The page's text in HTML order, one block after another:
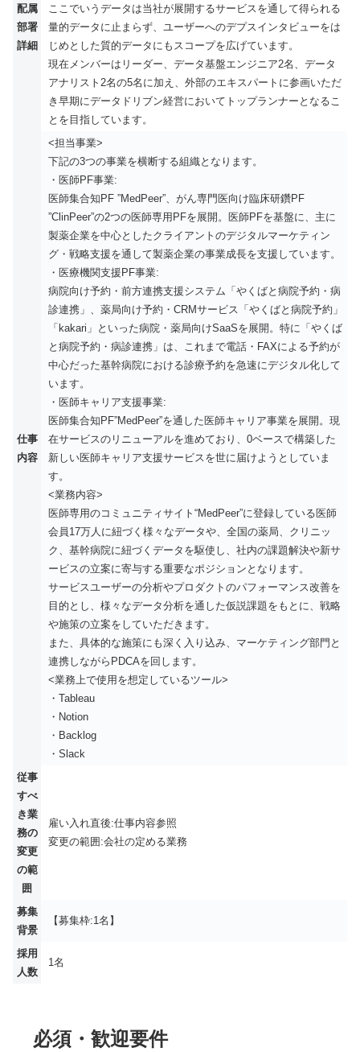
配属
部署
詳細
ここでいうデータは当社が展開するサービスを通して得られる
量的データに止まらず、ユーザーへのデプスインタビューをは
じめとした質的データにもスコープを広げています。
現在メンバーはリーダー、データ基盤エンジニア2名、データ
アナリスト2名の5名に加え、外部のエキスパートに参画いただ
き早期にデータドリブン経営においてトップランナーとなるこ
とを目指しています。
仕事
内容
<担当事業>
下記の3つの事業を横断する組織となります。
・医師PF事業:
医師集合知PF ”MedPeer”、がん専門医向け臨床研鑽PF
”ClinPeer”の2つの医師専用PFを展開。医師PFを基盤に、主に
製薬企業を中心としたクライアントのデジタルマーケティン
グ・戦略支援を通して製薬企業の事業成長を支援しています。
・医療機関支援PF事業:
病院向け予約・前方連携支援システム「やくばと病院予約・病
診連携」、薬局向け予約・CRMサービス「やくばと病院予約」
「kakari」といった病院・薬局向けSaaSを展開。特に「やくば
と病院予約・病診連携」は、これまで電話・FAXによる予約が
中心だった基幹病院における診療予約を急速にデジタル化して
います。
・医師キャリア支援事業:
医師集合知PF”MedPeer”を通した医師キャリア事業を展開。現
在サービスのリニューアルを進めており、0ベースで構築した
新しい医師キャリア支援サービスを世に届けようとしていま
す。
<業務内容>
医師専用のコミュニティサイト“MedPeer”に登録している医師
会員17万人に紐づく様々なデータや、全国の薬局、クリニッ
ク、基幹病院に紐づくデータを駆使し、社内の課題解決や新サ
ービスの立案に寄与する重要なポジションとなります。
サービスユーザーの分析やプロダクトのパフォーマンス改善を
目的とし、様々なデータ分析を通した仮説課題をもとに、戦略
や施策の立案をしていただきます。
また、具体的な施策にも深く入り込み、マーケティング部門と
連携しながらPDCAを回します。
<業務上で使用を想定しているツール>
・Tableau
・Notion
・Backlog
・Slack
従事
すべ
き業
務の
変更
の範
囲
雇い入れ直後:仕事内容参照
変更の範囲:会社の定める業務
募集
背景
【募集枠:1名】
採用
人数
1名
必須・歓迎要件